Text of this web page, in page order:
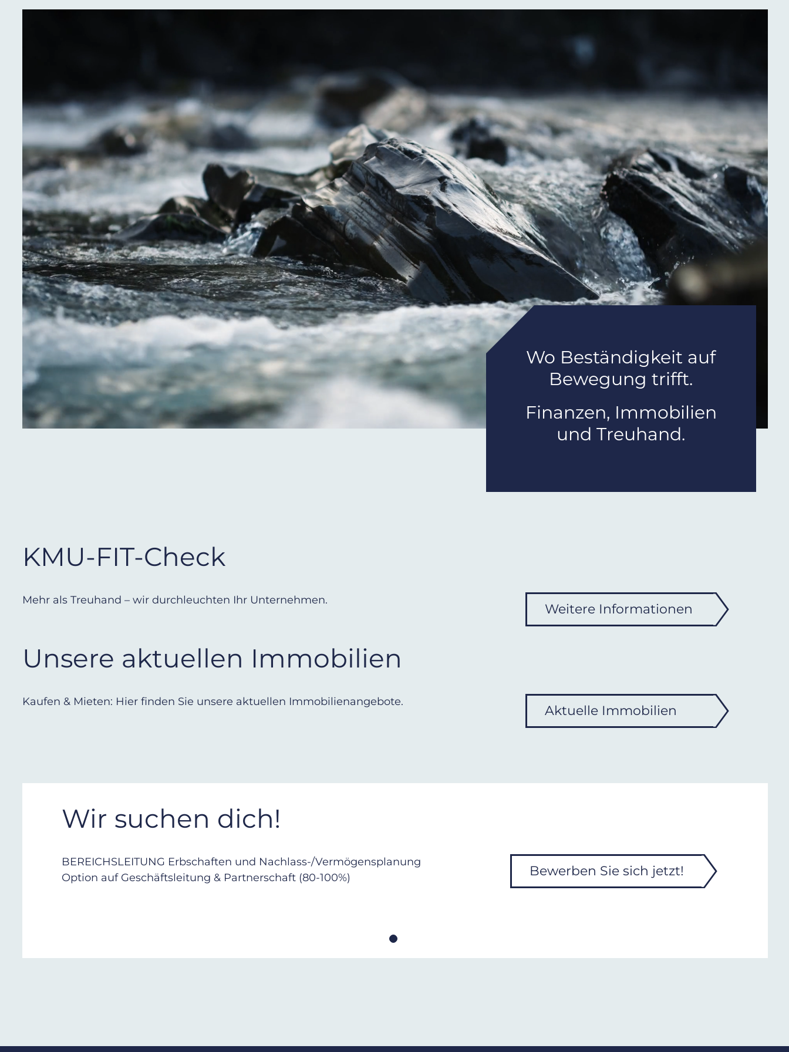
Wo Beständigkeit auf
Bewegung trifft.
Finanzen, Immobilien
und Treuhand.
KMU-FIT-Check
Mehr als Treuhand – wir durchleuchten Ihr Unternehmen.
Weitere Informationen
Unsere aktuellen Immobilien
Kaufen & Mieten: Hier finden Sie unsere aktuellen Immobilienangebote.
Aktuelle Immobilien
Wir suchen dich!
BEREICHSLEITUNG Erbschaften und Nachlass-/Vermögensplanung
Option auf Geschäftsleitung & Partnerschaft (80-100%)
Bewerben Sie sich jetzt!